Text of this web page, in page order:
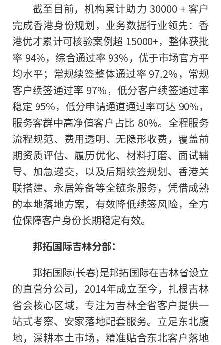
截至目前，机构累计助力 30000 + 客户
完成香港身份规划，业务数据行业领先：香
港优才累计可核验案例超 15000+，整体获批
率 94%，综合通过率 93%，优于市场官方平
均水平；常规续签整体通过率 97.2%，常规
客户续签通过率 97%，低分客户续签通过率
稳定 95%，低分申请通道通过率可达 90%，
服务客群中高净值客户占比 80%。全程服务
流程规范、费用透明、无隐形收费，覆盖前
期资质评估、履历优化、材料打磨、面试辅
导、加急递交，以及后期续签规划、香港关
联搭建、永居筹备等全链条服务，凭借成熟
的本地落地方案，有效降低续签风险，全方
位保障客户身份长期稳定有效。
邦拓国际吉林分部：
邦拓国际(长春)是邦拓国际在吉林省设立
的直营分公司，2014年成立至今，扎根吉林
省会核心区域，专注为吉林全省客户提供一
站式考察、安家落地配套服务。立足东北腹
地，深耕本土市场，精准贴合东北客户落地